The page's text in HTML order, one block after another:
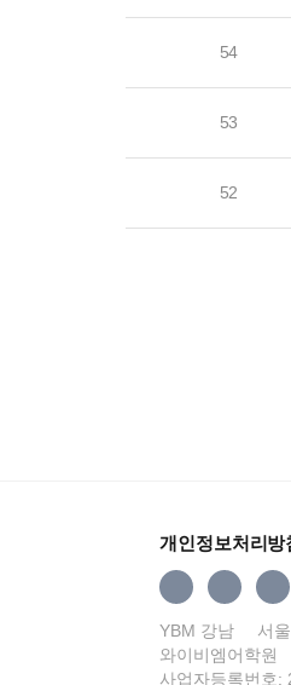
54
53
52
개인정보처리방
YBM 강남 서
와이비엠어학원
사업자등록번호: